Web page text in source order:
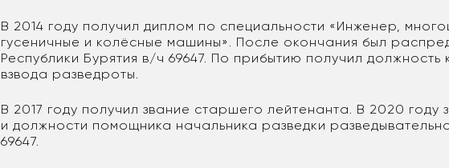
В 2014 году получил диплом по специальности «Инженер,
гусеничные и колёсные машины». После окончания был
Республики Бурятия в/ч 69647. По прибытию получил должность
взвода разведроты.
В 2017 году получил звание старшего лейтенанта. В 2020 году
и должности помощника начальника разведки
69647.